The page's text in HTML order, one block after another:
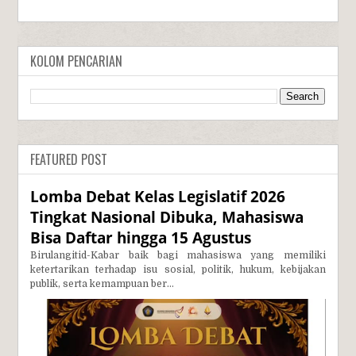
KOLOM PENCARIAN
FEATURED POST
Lomba Debat Kelas Legislatif 2026
Tingkat Nasional Dibuka, Mahasiswa
Bisa Daftar hingga 15 Agustus
Birulangitid-Kabar baik bagi mahasiswa yang memiliki
ketertarikan terhadap isu sosial, politik, hukum, kebijakan
publik, serta kemampuan ber...